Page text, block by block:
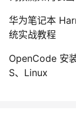
华为笔记本
统实战教程
OpenCode 安
S、Linux